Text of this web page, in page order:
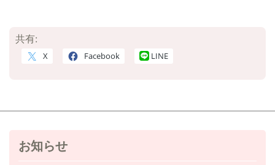
共有:
X Facebook LINE
お知らせ